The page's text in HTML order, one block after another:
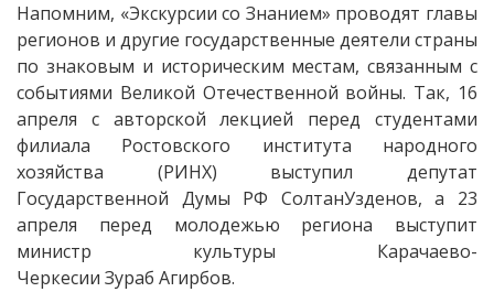
Напомним, «Экскурсии со Знанием» проводят главы
регионов и другие государственные деятели страны
по знаковым и историческим местам, связанным с
событиями Великой Отечественной войны. Так, 16
апреля с авторской лекцией перед студентами
филиала Ростовского института народного
хозяйства (РИНХ) выступил депутат
Государственной Думы РФ СолтанУзденов, а 23
апреля перед молодежью региона выступит
министр культуры Карачаево-
Черкесии Зураб Агирбов.